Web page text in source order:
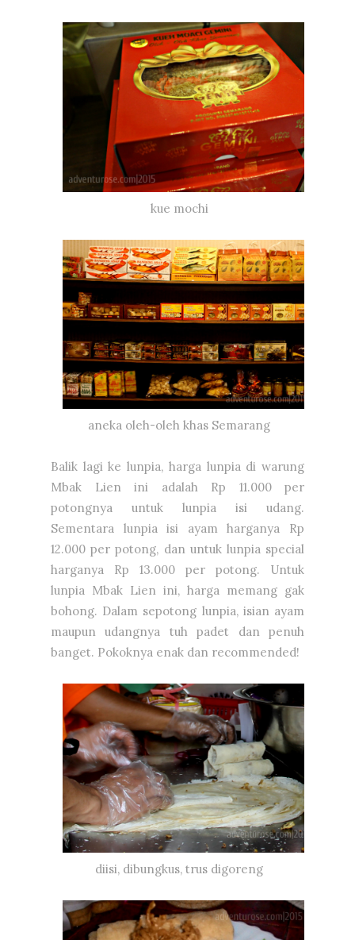
kue mochi
aneka oleh-oleh khas Semarang
Balik lagi ke lunpia, harga lunpia di warung
Mbak Lien ini adalah Rp 11.000 per
potongnya untuk lunpia isi udang.
Sementara lunpia isi ayam harganya Rp
12.000 per potong, dan untuk lunpia special
harganya Rp 13.000 per potong. Untuk
lunpia Mbak Lien ini, harga memang gak
bohong. Dalam sepotong lunpia, isian ayam
maupun udangnya tuh padet dan penuh
banget. Pokoknya enak dan recommended!
diisi, dibungkus, trus digoreng